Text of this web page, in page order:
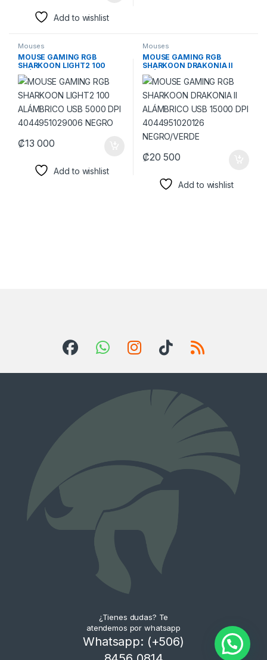
Add to wishlist
Mouses
MOUSE GAMING RGB
SHARKOON LIGHT2 100
ALÁMBRICO USB 5000 DPI
4044951029006 NEGRO
₡13 000
Add to wishlist
Mouses
MOUSE GAMING RGB
SHARKOON DRAKONIA II
ALÁMBRICO USB 15000 DPI
4044951020126
NEGRO/VERDE
₡20 500
Add to wishlist
¿Tienes dudas? Te
atendemos por whatsapp
Whatsapp: (+506)